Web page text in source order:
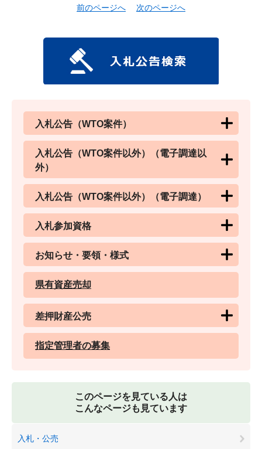
前のページへ 次のページへ
入札公告（WTO案件）
入札公告（WTO案件以外）（電子調達以
外）
入札公告（WTO案件以外）（電子調達）
入札参加資格
お知らせ・要領・様式
県有資産売却
差押財産公売
指定管理者の募集
このページを見ている人は
こんなページも見ています
入札・公売